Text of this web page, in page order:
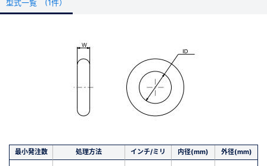
型式一覧 (1件）
最小発注数 処理方法 インチ/ミリ 内径(mm) 外径(mm)